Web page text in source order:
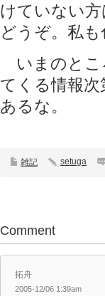
けていない方
どうぞ。私
いまのとこ
てくる情報次
あるな。
雑記 setuga
Comment
拓舟
2005-12/06 1:39am